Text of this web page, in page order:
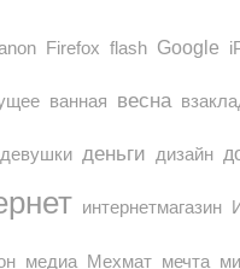
Firefox flash Google
ванная весна
девушки деньги дизайн
интернетмагазин
медиа Мехмат мечта